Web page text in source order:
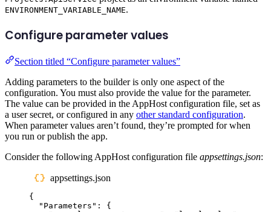
ENVIRONMENT_VARIABLE_NAME.
Configure parameter values
Section titled “Configure parameter values”
Adding parameters to the builder is only one aspect of the
configuration. You must also provide the value for the parameter.
The value can be provided in the AppHost configuration file, set as
a user secret, or configured in any other standard configuration.
When parameter values aren’t found, they’re prompted for when
you run or publish the app.
Consider the following AppHost configuration file appsettings.json:
appsettings.json
{
" Parameters " :
{